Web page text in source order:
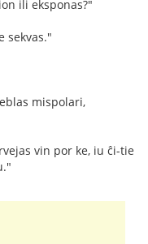
ili eksponas?"
sekvas."
mispolari,
vin por ke, iu ĉi-tie